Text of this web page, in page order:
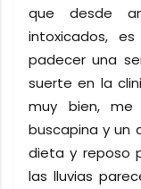
que desde
intoxicados,
padecer una
suerte en la
muy bien, me
buscapina y un
dieta y reposo
las lluvias